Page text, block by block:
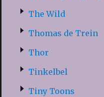
The Wild
Thomas de Trein
Thor
Tinkelbel
Tiny Toons